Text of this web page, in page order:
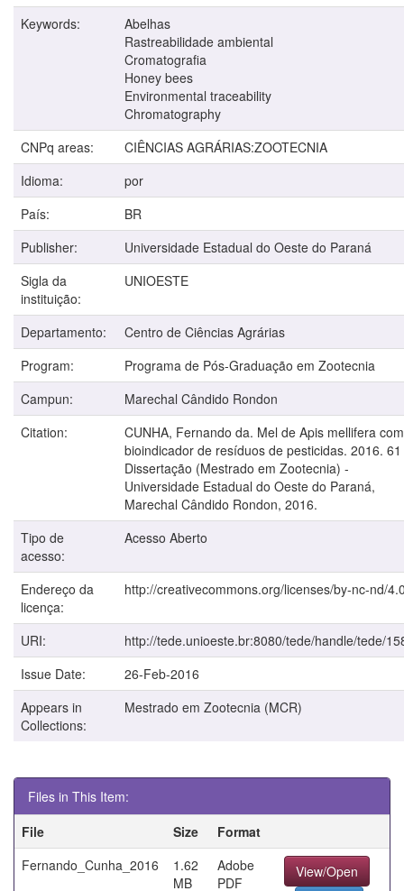
Keywords:
Abelhas
Rastreabilidade ambiental
Cromatografia
Honey bees
Environmental traceability
Chromatography
CNPq areas:
CIÊNCIAS AGRÁRIAS:ZOOTECNIA
Idioma:
por
País:
BR
Publisher:
Universidade Estadual do Oeste do Paraná
Sigla da
instituição:
UNIOESTE
Departamento:
Centro de Ciências Agrárias
Program:
Programa de Pós-Graduação em Zootecnia
Campun:
Marechal Cândido Rondon
Citation:
CUNHA, Fernando da. Mel de Apis mellifera
bioindicador de resíduos de pesticidas. 2016.
Dissertação (Mestrado em Zootecnia) -
Universidade Estadual do Oeste do Paraná,
Marechal Cândido Rondon, 2016.
Tipo de
acesso:
Acesso Aberto
Endereço da
licença:
http://creativecommons.org/licenses/by-nc-nd/
URI:
http://tede.unioeste.br:8080/tede/handle/tede/
Issue Date:
26-Feb-2016
Appears in
Collections:
Mestrado em Zootecnia (MCR)
Files in This Item:
File
Size
Format
Fernando_Cunha_2016
1.62
MB
Adobe
PDF
View/Open